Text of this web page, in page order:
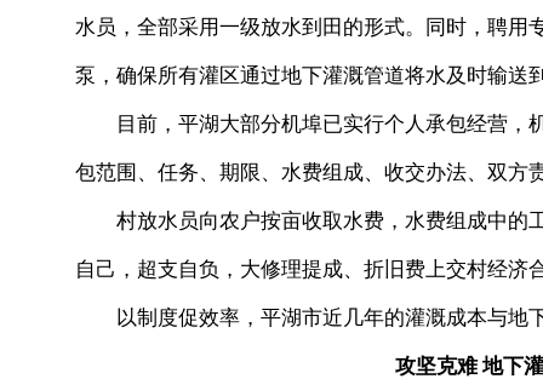
水员，全部采用一级放水到田的形式。同时，聘
泵，确保所有灌区通过地下灌溉管道将水及时输送
目前，平湖大部分机埠已实行个人承包经营，
包范围、任务、期限、水费组成、收交办法、双方
村放水员向农户按亩收取水费，水费组成中的
自己，超支自负，大修理提成、折旧费上交村经济
以制度促效率，平湖市近几年的灌溉成本与地
攻坚克难 地下